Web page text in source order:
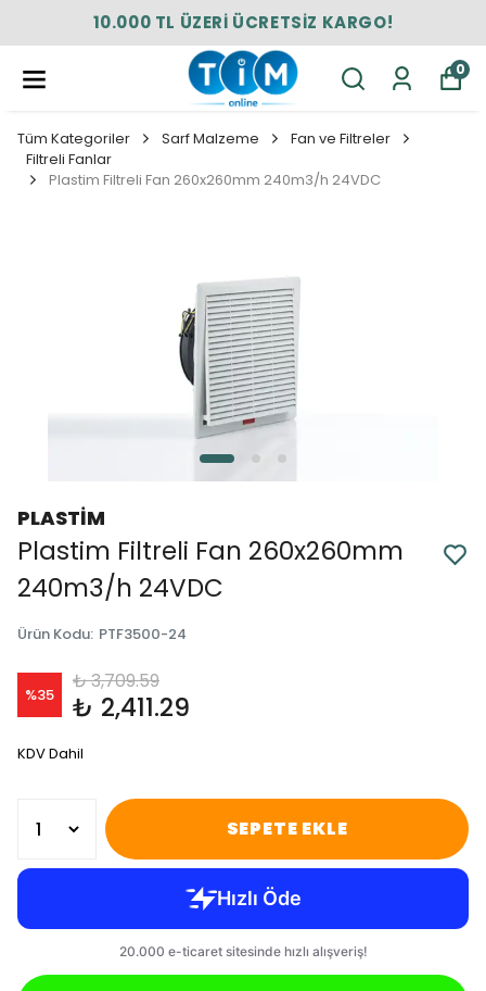
10.000 TL ÜZERİ ÜCRETSİZ KARGO!
0
Tüm Kategoriler Sarf Malzeme
Fan ve Filtreler
Filtreli Fanlar
Plastim Filtreli Fan 260x260mm 240m3/h 24VDC
PLASTİM
Plastim Filtreli Fan 260x260mm
240m3/h 24VDC
Ürün Kodu: PTF3500-24
%35
₺ 3,709.59
₺ 2,411.29
KDV Dahil
SEPETE EKLE